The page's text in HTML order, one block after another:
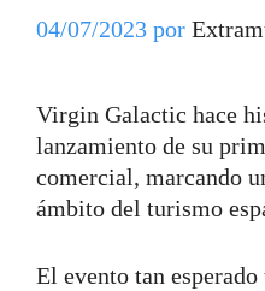
04/07/2023 por
Virgin Galactic hace
lanzamiento de su
comercial, marcando
ámbito del turismo
El evento tan